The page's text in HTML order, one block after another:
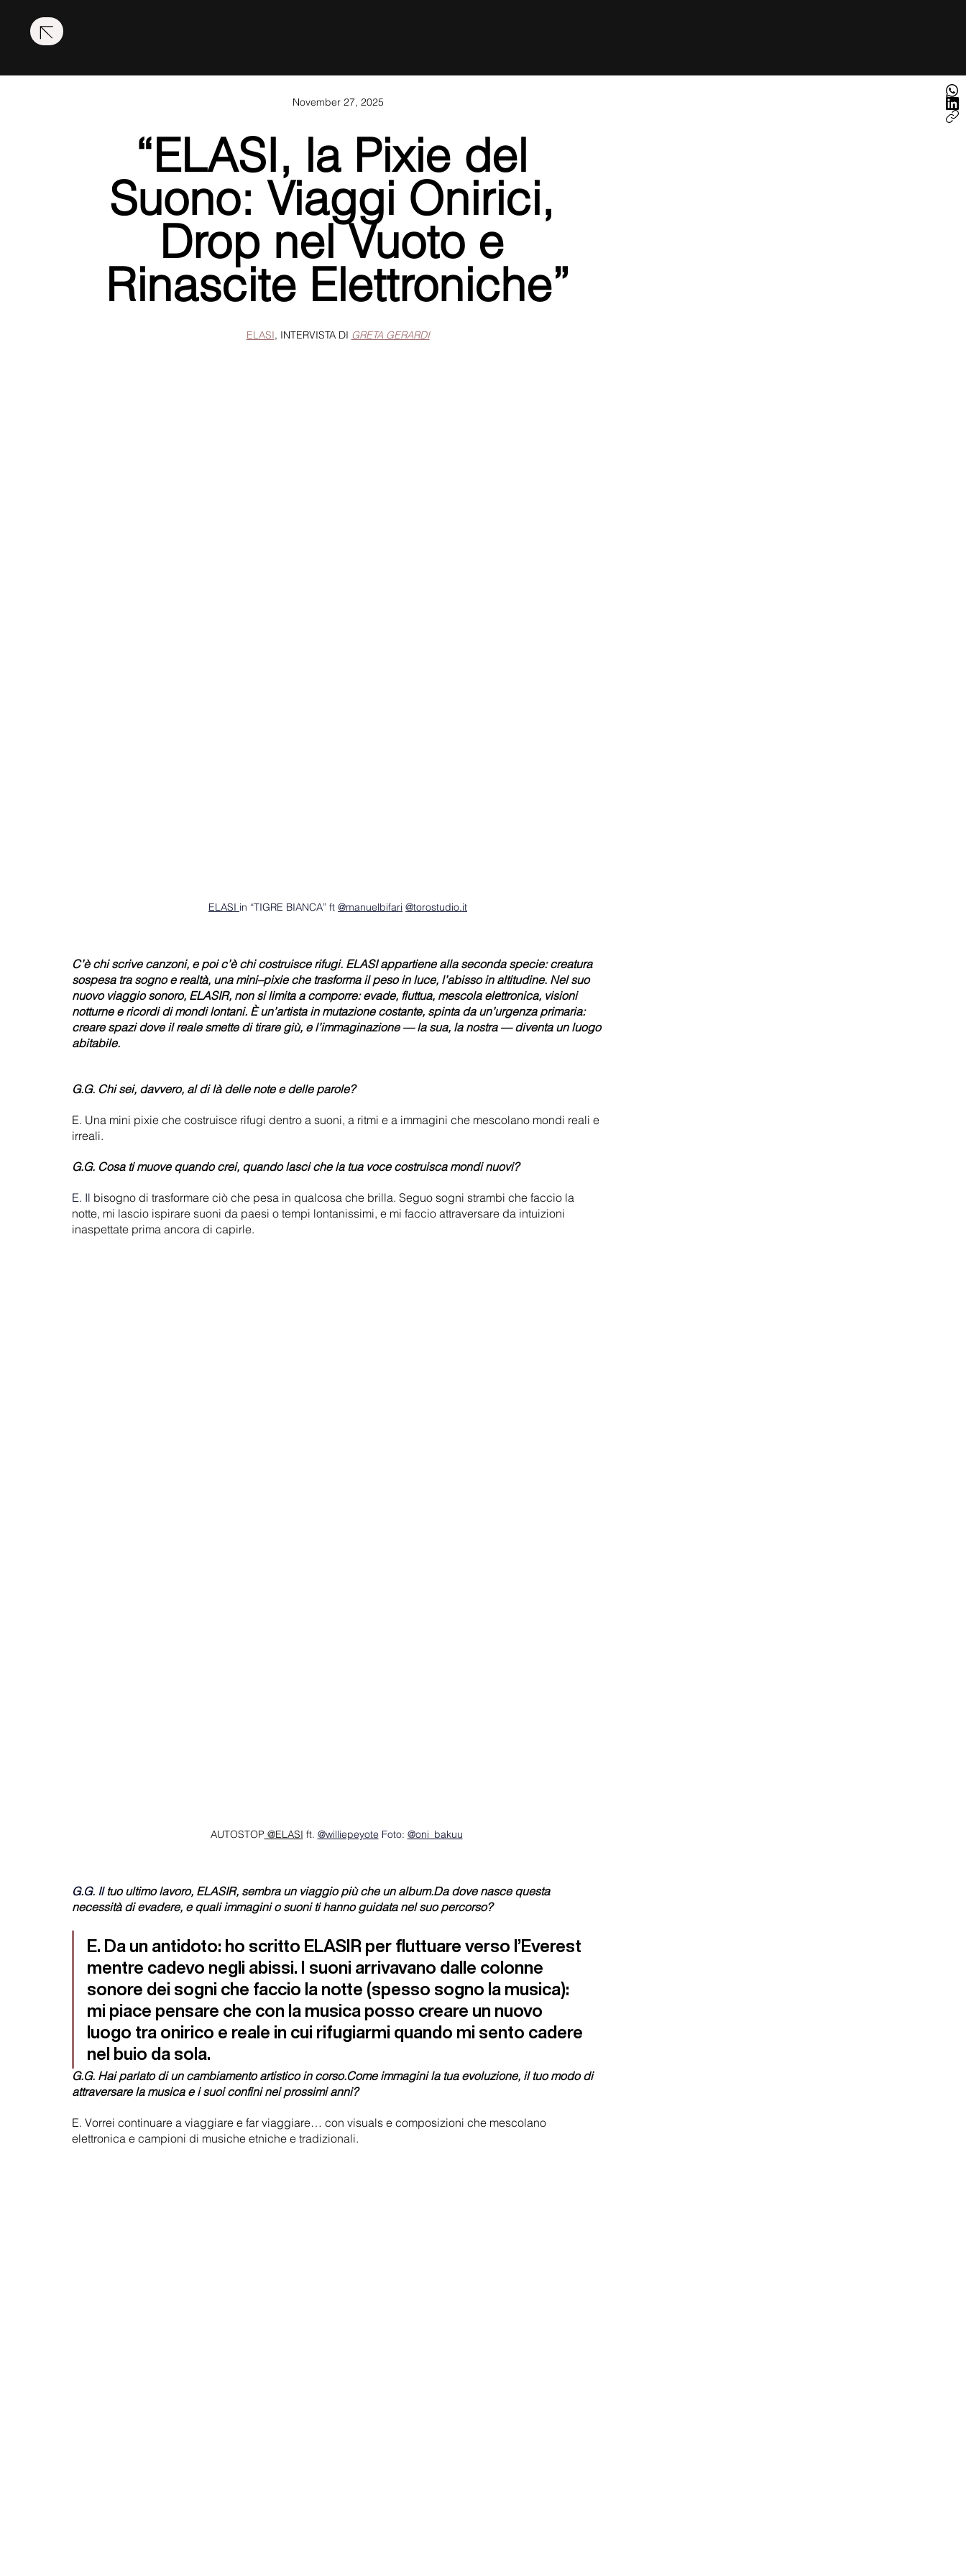
November 27, 2025
“ELASI, la Pixie del
Suono: Viaggi Onirici,
Drop nel Vuoto e
Rinascite Elettroniche”
ELASI, INTERVISTA DI GRETA GERARDI
ELASI in “TIGRE BIANCA” ft @manuelbifari @torostudio.it
C’è chi scrive canzoni, e poi c’è chi costruisce rifugi. ELASI appartiene alla seconda specie: creatura
sospesa tra sogno e realtà, una mini–pixie che trasforma il peso in luce, l’abisso in altitudine. Nel suo
nuovo viaggio sonoro, ELASIR, non si limita a comporre: evade, fluttua, mescola elettronica, visioni
notturne e ricordi di mondi lontani. È un’artista in mutazione costante, spinta da un’urgenza primaria:
creare spazi dove il reale smette di tirare giù, e l’immaginazione — la sua, la nostra — diventa un luogo
abitabile.
G.G. Chi sei, davvero, al di là delle note e delle parole?
E. Una mini pixie che costruisce rifugi dentro a suoni, a ritmi e a immagini che mescolano mondi reali e
irreali.
G.G. Cosa ti muove quando crei, quando lasci che la tua voce costruisca mondi nuovi?
E. Il bisogno di trasformare ciò che pesa in qualcosa che brilla. Seguo sogni strambi che faccio la
notte, mi lascio ispirare suoni da paesi o tempi lontanissimi, e mi faccio attraversare da intuizioni
inaspettate prima ancora di capirle.
AUTOSTOP @ELASI ft. @williepeyote Foto: @oni_bakuu
G.G. Il tuo ultimo lavoro, ELASIR, sembra un viaggio più che un album.Da dove nasce questa
necessità di evadere, e quali immagini o suoni ti hanno guidata nel suo percorso?
E. Da un antidoto: ho scritto ELASIR per fluttuare verso l’Everest
mentre cadevo negli abissi. I suoni arrivavano dalle colonne
sonore dei sogni che faccio la notte (spesso sogno la musica):
mi piace pensare che con la musica posso creare un nuovo
luogo tra onirico e reale in cui rifugiarmi quando mi sento cadere
nel buio da sola.
G.G. Hai parlato di un cambiamento artistico in corso.Come immagini la tua evoluzione, il tuo modo di
attraversare la musica e i suoi confini nei prossimi anni?
E. Vorrei continuare a viaggiare e far viaggiare… con visuals e composizioni che mescolano
elettronica e campioni di musiche etniche e tradizionali.